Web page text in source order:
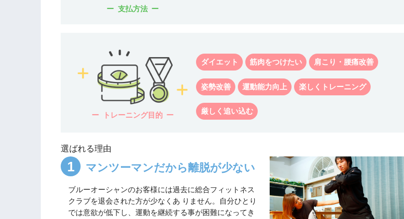
支払方法
トレーニング目的
ダイエット 筋肉をつけたい 肩こり・腰痛改善
姿勢改善 運動能力向上 楽しくトレーニング
厳しく追い込む
選ばれる理由
マンツーマンだから離脱が少ない
ブルーオーシャンのお客様には過去に総合フィットネス
クラブを退会された方が少なくあ りません。自分ひとり
では意欲が低下し、運動を継続する事が困難になってき